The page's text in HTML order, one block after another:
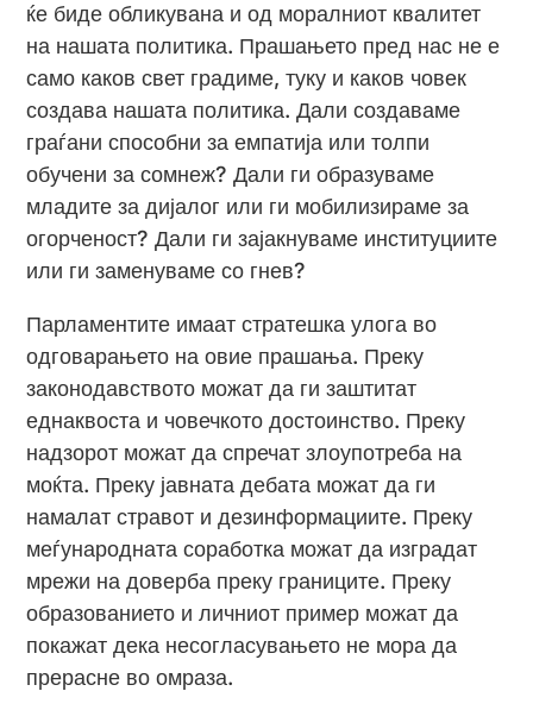
ќе биде обликувана и од моралниот квалитет
на нашата политика. Прашањето пред нас не е
само каков свет градиме, туку и каков човек
создава нашата политика. Дали создаваме
граѓани способни за емпатија или толпи
обучени за сомнеж? Дали ги образуваме
младите за дијалог или ги мобилизираме за
огорченост? Дали ги зајакнуваме институциите
или ги заменуваме со гнев?
Парламентите имаат стратешка улога во
одговарањето на овие прашања. Преку
законодавството можат да ги заштитат
еднаквоста и човечкото достоинство. Преку
надзорот можат да спречат злоупотреба на
моќта. Преку јавната дебата можат да ги
намалат стравот и дезинформациите. Преку
меѓународната соработка можат да изградат
мрежи на доверба преку границите. Преку
образованието и личниот пример можат да
покажат дека несогласувањето не мора да
прерасне во омраза.